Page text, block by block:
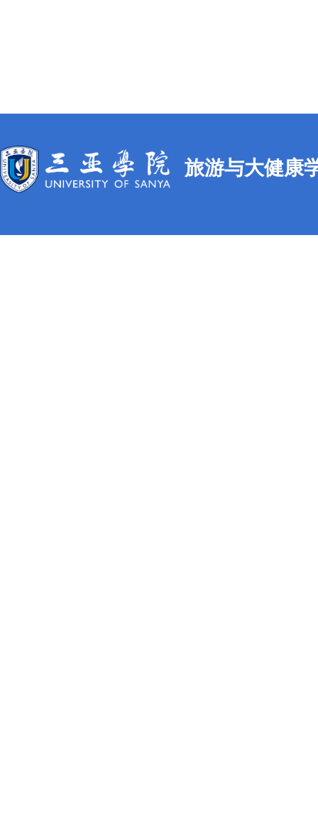
旅游与大健康